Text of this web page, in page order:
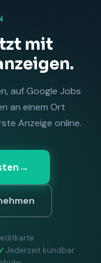
mit
auf Google Jobs
an einem Ort
Anzeige online.
→
Jederzeit kündbar
Demo?